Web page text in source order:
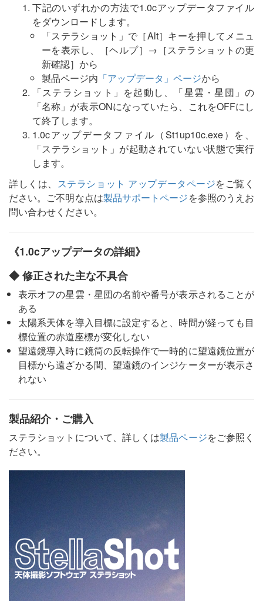
下記のいずれかの方法で1.0cアップデータファイル
をダウンロードします。
「ステラショット」で［Alt］キーを押してメニュ
ーを表示し、［ヘルプ］→［ステラショットの更
新確認］から
製品ページ内 「アップデータ」ページから
「ステラショット」を起動し、「星雲・星団」の
「名称」が表示ONになっていたら、これをOFFにし
て終了します。
1.0cアップデータファイル（St1up10c.exe）を、
「ステラショット」が起動されていない状態で実行
します。
詳しくは、 ステラショット アップデータページをご覧く
ださい。ご不明な点は製品サポートページを参照のうえお
問い合わせください。
《1.0cアップデータの詳細》
◆ 修正された主な不具合
表示オフの星雲・星団の名前や番号が表示されることが
ある
太陽系天体を導入目標に設定すると、時間が経っても目
標位置の赤道座標が変化しない
望遠鏡導入時に鏡筒の反転操作で一時的に望遠鏡位置が
目標から遠ざかる間、望遠鏡のインジケーターが表示さ
れない
製品紹介・ご購入
ステラショットについて、詳しくは製品ページをご参照く
ださい。